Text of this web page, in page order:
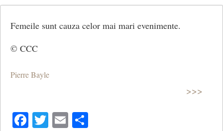
Femeile sunt cauza celor mai mari evenimente.
© CCC
Pierre Bayle
>>>
Facebook
Twitter
Email